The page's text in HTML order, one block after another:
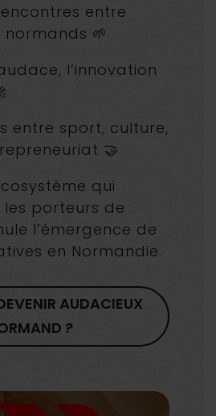
entre
🌱
l’innovation
entre sport, culture,
🤝
qui
porteurs de
l’émergence de
en Normandie.
AUDACIEUX
?